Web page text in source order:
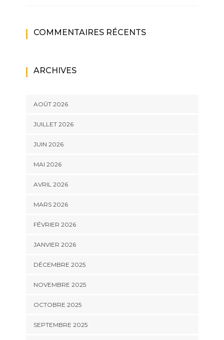
COMMENTAIRES RÉCENTS
ARCHIVES
AOÛT 2026
JUILLET 2026
JUIN 2026
MAI 2026
AVRIL 2026
MARS 2026
FÉVRIER 2026
JANVIER 2026
DÉCEMBRE 2025
NOVEMBRE 2025
OCTOBRE 2025
SEPTEMBRE 2025